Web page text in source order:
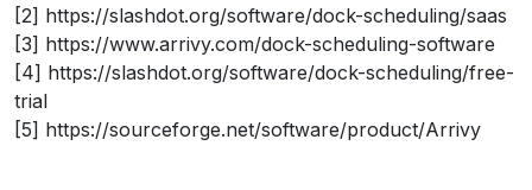
[2] https://slashdot.org/software/dock-scheduling/saas
[3] https://www.arrivy.com/dock-scheduling-software
[4] https://slashdot.org/software/dock-scheduling/free-
trial
[5] https://sourceforge.net/software/product/Arrivy